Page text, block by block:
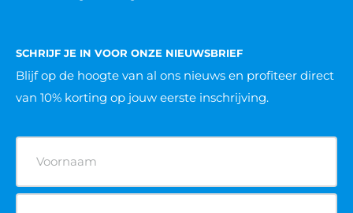
SCHRIJF JE IN VOOR ONZE NIEUWSBRIEF
Blijf op de hoogte van al ons nieuws en profiteer direct
van 10% korting op jouw eerste inschrijving.
(Vereist)